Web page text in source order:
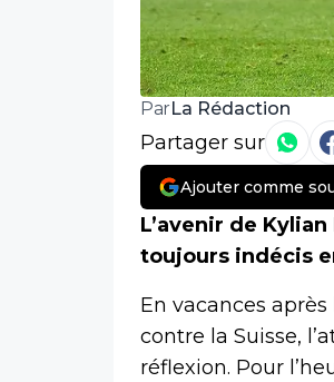
ParLa Rédaction
Partager sur
Ajouter comme
L’avenir de
toujours indécis
En vacances
contre la Suisse,
réflexion. Pour